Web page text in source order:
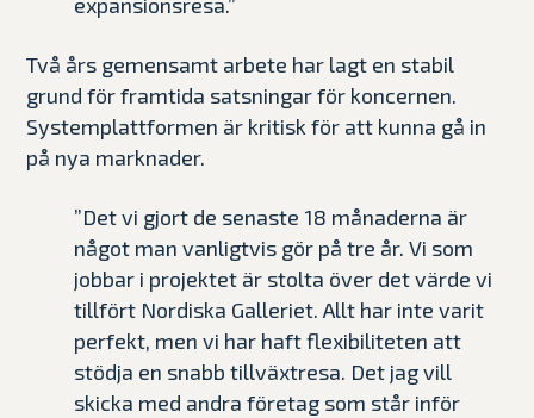
Två års gemensamt arbete har lagt en stabil
grund för framtida satsningar för koncernen.
Systemplattformen är kritisk för att kunna gå in
på nya marknader.
”Det vi gjort de senaste 18 månaderna är
något man vanligtvis gör på tre år. Vi som
jobbar i projektet är stolta över det värde vi
tillfört Nordiska Galleriet. Allt har inte varit
perfekt, men vi har haft flexibiliteten att
stödja en snabb tillväxtresa. Det jag vill
skicka med andra företag som står inför